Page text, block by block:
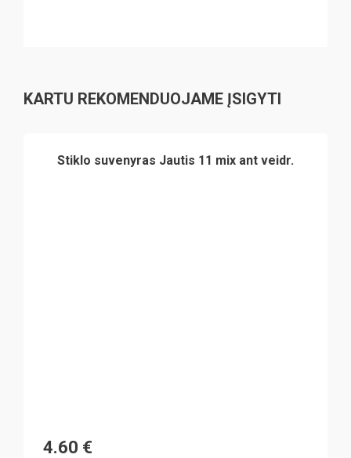
KARTU REKOMENDUOJAME ĮSIGYTI
Stiklo suvenyras Jautis 11 mix ant veidr.
4.60 €